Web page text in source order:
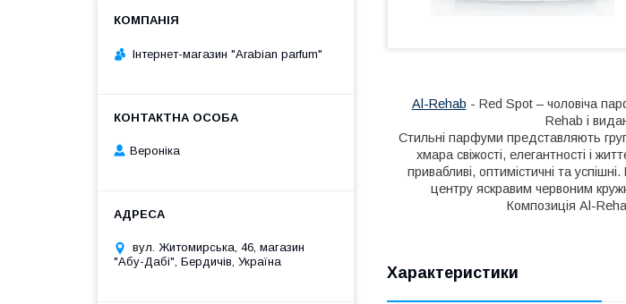
Al-Rehab - Red Spot– чоловіча
Rehab і
Стильні парфуми представляють
хмара свіжості, елегантності і
привабливі, оптимістичні та
центру яскравим червоним
Композиція Al-
Характеристики
Інтернет-магазин "Arabian parfum"
Вероніка
вул. Житомирська, 46, магазин
"Абу-Дабі", Бердичів, Україна